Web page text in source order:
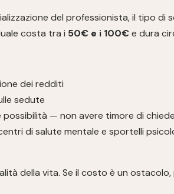
del professionista, il tipo di
costa tra i 50€ e i 100€ e dura
dei redditi
sedute
possibilità — non avere timore di
di salute mentale e sportelli
della vita. Se il costo è un